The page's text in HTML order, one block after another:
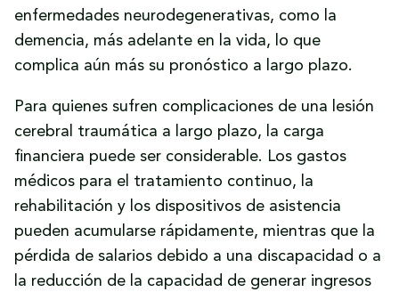
enfermedades neurodegenerativas, como la
demencia, más adelante en la vida, lo que
complica aún más su pronóstico a largo plazo.
Para quienes sufren complicaciones de una lesión
cerebral traumática a largo plazo, la carga
financiera puede ser considerable. Los gastos
médicos para el tratamiento continuo, la
rehabilitación y los dispositivos de asistencia
pueden acumularse rápidamente, mientras que la
pérdida de salarios debido a una discapacidad o a
la reducción de la capacidad de generar ingresos